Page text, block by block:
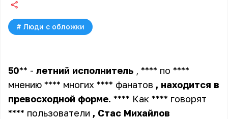
# Люди с обложки
50** - летний исполнитель , **** по ****
мнению **** многих **** фанатов , находится в
превосходной форме. **** Как **** говорят
**** пользователи , Стас Михайлов